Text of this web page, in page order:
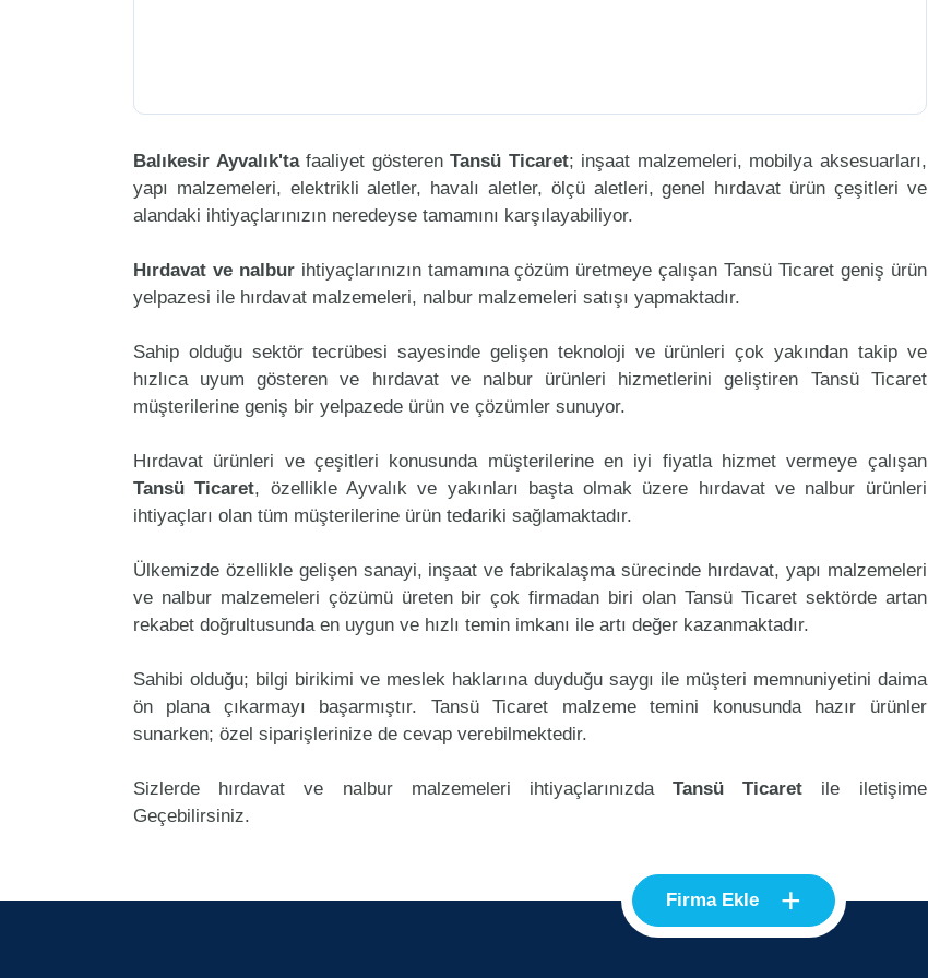
Balıkesir Ayvalık'tafaaliyet gösterenTansü Ticaret; inşaat malzemeleri, mobilya aksesuarları,
yapı malzemeleri, elektrikli aletler, havalı aletler, ölçü aletleri, genel hırdavat ürün çeşitleri ve
alandaki ihtiyaçlarınızın neredeyse tamamını karşılayabiliyor.
Hırdavat ve nalburihtiyaçlarınızın tamamına çözüm üretmeye çalışan Tansü Ticaret geniş ürün
yelpazesi ile hırdavat malzemeleri, nalbur malzemeleri satışı yapmaktadır.
Sahip olduğu sektör tecrübesi sayesinde gelişen teknoloji ve ürünleri çok yakından takip ve
hızlıca uyum gösteren ve hırdavat ve nalbur ürünleri hizmetlerini geliştiren Tansü Ticaret
müşterilerine geniş bir yelpazede ürün ve çözümler sunuyor.
Hırdavat ürünleri ve çeşitleri konusunda müşterilerine en iyi fiyatla hizmet vermeye çalışan
Tansü Ticaret, özellikle Ayvalık ve yakınları başta olmak üzere hırdavat ve nalbur ürünleri
ihtiyaçları olan tüm müşterilerine ürün tedariki sağlamaktadır.
Ülkemizde özellikle gelişen sanayi, inşaat ve fabrikalaşma sürecinde hırdavat, yapı malzemeleri
ve nalbur malzemeleri çözümü üreten bir çok firmadan biri olan Tansü Ticaret sektörde artan
rekabet doğrultusunda en uygun ve hızlı temin imkanı ile artı değer kazanmaktadır.
Sahibi olduğu; bilgi birikimi ve meslek haklarına duyduğu saygı ile müşteri memnuniyetini daima
ön plana çıkarmayı başarmıştır. Tansü Ticaret malzeme temini konusunda hazır ürünler
sunarken; özel siparişlerinize de cevap verebilmektedir.
Sizlerde hırdavat ve nalbur malzemeleri ihtiyaçlarınızdaTansü Ticaret ile iletişime
Geçebilirsiniz.
Firma Ekle +